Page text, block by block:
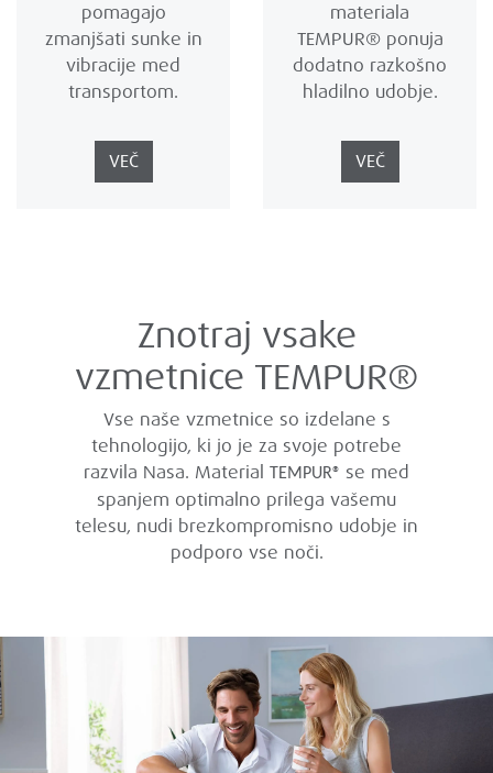
pomagajo
zmanjšati sunke in
vibracije med
transportom.
VEČ
materiala
TEMPUR® ponuja
dodatno razkošno
hladilno udobje.
VEČ
Znotraj vsake
vzmetnice TEMPUR®
Vse naše vzmetnice so izdelane s
tehnologijo, ki jo je za svoje potrebe
razvila Nasa. Material TEMPUR® se med
spanjem optimalno prilega vašemu
telesu, nudi brezkompromisno udobje in
podporo vse noči.